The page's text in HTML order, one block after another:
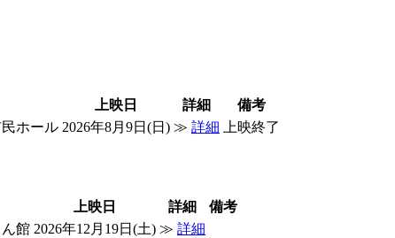
上映日 詳細
備考
ホール 2026年8月9日(日) ≫ 詳細 上映終了
上映日 詳細
備考
館 2026年12月19日(土) ≫ 詳細